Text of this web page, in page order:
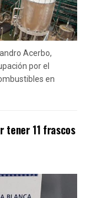
Acerbo,
por el
en
tener 11 frascos